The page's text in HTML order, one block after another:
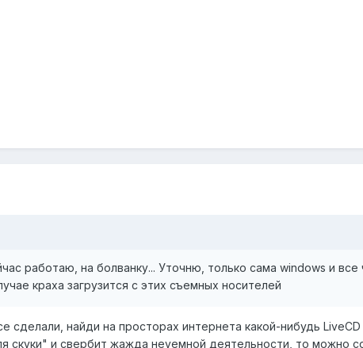
работаю, на болванку... Уточню, только сама windows и все
краха загрузится с этих съемных носителей
найди на просторах интернета какой-нибудь LiveCD
скуки" и свербит жажда неуемной деятельности, то можно